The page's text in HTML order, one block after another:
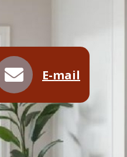
WhatsApp
E-mail